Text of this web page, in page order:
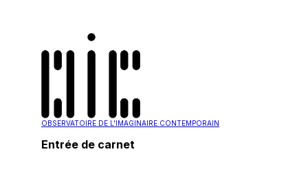
OBSERVATOIRE DE L'IMAGINAIRE CONTEMPORAIN
Entrée de carnet